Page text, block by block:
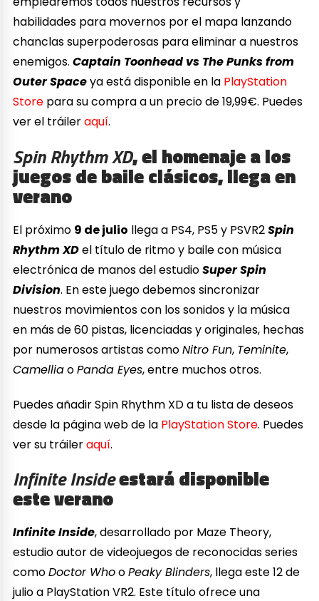
habilidades para movernos por el mapa lanzando
chanclas superpoderosas para eliminar a nuestros
enemigos.Captain Toonhead vs The Punks from
Outer Spaceya está disponible en la PlayStation
Store para su compra a un precio de 19,99€. Puedes
ver el tráileraquí.
Spin Rhythm XD, el homenaje a los
juegos de baile clásicos, llega en
verano
El próximo 9 de julio llega a PS4, PS5 y PSVR2Spin
Rhythm XDel título de ritmo y baile con música
electrónica de manos del estudioSuper Spin
Division. En este juego debemos sincronizar
nuestros movimientos con los sonidos y la música
en más de 60 pistas, licenciadas y originales, hechas
por numerosos artistas comoNitro Fun, Teminite,
CamelliaoPanda Eyes, entre muchos otros.
Puedes añadir Spin Rhythm XD a tu lista de deseos
desde la página web de la PlayStation Store. Puedes
ver su tráileraquí.
Infinite Insideestará disponible
este verano
Infinite Inside, desarrollado por Maze Theory,
estudio autor de videojuegos de reconocidas series
comoDoctor WhooPeaky Blinders, llega este 12 de
julio a PlayStation VR2. Este título ofrece una